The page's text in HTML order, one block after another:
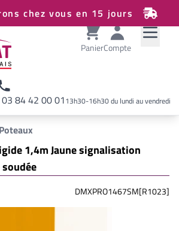
chez vous en 15 jours
PanierCompte
03 84 42 00 0113h30-16h30 du lundi au vendredi
le site
Poteaux
1,4m Jaune signalisation
DMXPRO1467SM[R1023]